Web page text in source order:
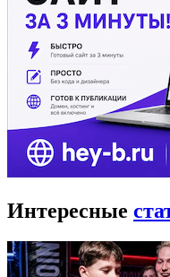
Интересные